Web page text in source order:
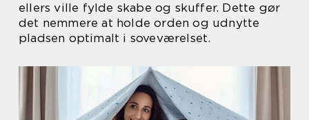
ellers ville fylde skabe og skuffer. Dette gør
det nemmere at holde orden og udnytte
pladsen optimalt i soveværelset.